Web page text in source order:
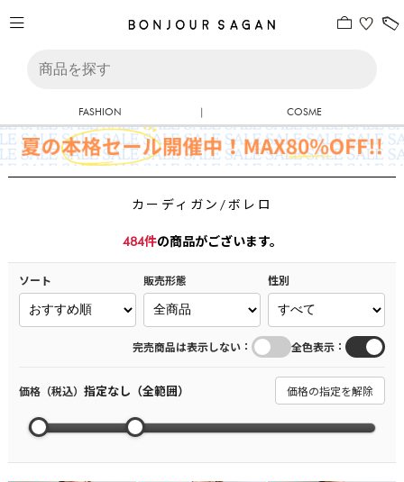
FASHION | COSME
カーディガン/ボレロ
484件の商品がございます。
ソート 販売形態 性別
完売商品は表示しない ： 全色表示 ：
価格（税込） 指定なし（全範囲） 価格の指定を解除